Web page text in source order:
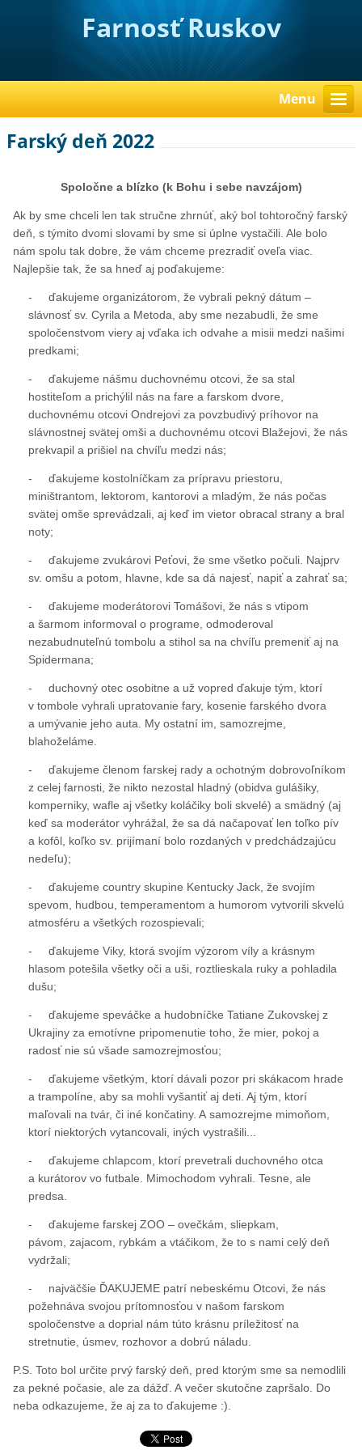
Farnosť Ruskov
Menu
Farský deň 2022
Spoločne a blízko (k Bohu i sebe navzájom)
Ak by sme chceli len tak stručne zhrnúť, aký bol tohtoročný farský
deň, s týmito dvomi slovami by sme si úplne vystačili. Ale bolo
nám spolu tak dobre, že vám chceme prezradiť oveľa viac.
Najlepšie tak, že sa hneď aj poďakujeme:
- ďakujeme organizátorom, že vybrali pekný dátum –
slávnosť sv. Cyrila a Metoda, aby sme nezabudli, že sme
spoločenstvom viery aj vďaka ich odvahe a misii medzi našimi
predkami;
- ďakujeme nášmu duchovnému otcovi, že sa stal
hostiteľom a prichýlil nás na fare a farskom dvore,
duchovnému otcovi Ondrejovi za povzbudivý príhovor na
slávnostnej svätej omši a duchovnému otcovi Blažejovi, že nás
prekvapil a prišiel na chvíľu medzi nás;
- ďakujeme kostolníčkam za prípravu priestoru,
miništrantom, lektorom, kantorovi a mladým, že nás počas
svätej omše sprevádzali, aj keď im vietor obracal strany a bral
noty;
- ďakujeme zvukárovi Peťovi, že sme všetko počuli. Najprv
sv. omšu a potom, hlavne, kde sa dá najesť, napiť a zahrať sa;
- ďakujeme moderátorovi Tomášovi, že nás s vtipom
a šarmom informoval o programe, odmoderoval
nezabudnuteľnú tombolu a stihol sa na chvíľu premeniť aj na
Spidermana;
- duchovný otec osobitne a už vopred ďakuje tým, ktorí
v tombole vyhrali upratovanie fary, kosenie farského dvora
a umývanie jeho auta. My ostatní im, samozrejme,
blahoželáme.
- ďakujeme členom farskej rady a ochotným dobrovoľníkom
z celej farnosti, že nikto nezostal hladný (obidva gulášiky,
komperniky, wafle aj všetky koláčiky boli skvelé) a smädný (aj
keď sa moderátor vyhrážal, že sa dá načapovať len toľko pív
a kofôl, koľko sv. prijímaní bolo rozdaných v predchádzajúcu
nedeľu);
- ďakujeme country skupine Kentucky Jack, že svojím
spevom, hudbou, temperamentom a humorom vytvorili skvelú
atmosféru a všetkých rozospievali;
- ďakujeme Viky, ktorá svojím výzorom víly a krásnym
hlasom potešila všetky oči a uši, roztlieskala ruky a pohladila
dušu;
- ďakujeme speváčke a hudobníčke Tatiane Zukovskej z
Ukrajiny za emotívne pripomenutie toho, že mier, pokoj a
radosť nie sú všade samozrejmosťou;
- ďakujeme všetkým, ktorí dávali pozor pri skákacom hrade
a trampolíne, aby sa mohli vyšantiť aj deti. Aj tým, ktorí
maľovali na tvár, či iné končatiny. A samozrejme mimoňom,
ktorí niektorých vytancovali, iných vystrašili...
- ďakujeme chlapcom, ktorí prevetrali duchovného otca
a kurátorov vo futbale. Mimochodom vyhrali. Tesne, ale
predsa.
- ďakujeme farskej ZOO – ovečkám, sliepkam,
pávom, zajacom, rybkám a vtáčikom, že to s nami celý deň
vydržali;
- najväčšie ĎAKUJEME patrí nebeskému Otcovi, že nás
požehnáva svojou prítomnosťou v našom farskom
spoločenstve a doprial nám túto krásnu príležitosť na
stretnutie, úsmev, rozhovor a dobrú náladu.
P.S. Toto bol určite prvý farský deň, pred ktorým sme sa nemodlili
za pekné počasie, ale za dážď. A večer skutočne zapršalo. Do
neba odkazujeme, že aj za to ďakujeme :).